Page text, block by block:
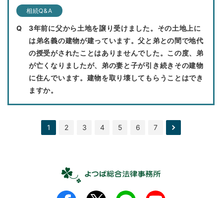
相続Q&A
3年前に父から土地を譲り受けました。その土地上に
は弟名義の建物が建っています。父と弟との間で地代
の授受がされたことはありませんでした。この度、弟
が亡くなりましたが、弟の妻と子が引き続きその建物
に住んでいます。建物を取り壊してもらうことはでき
ますか。
1 2 3 4 5 6 7
次の